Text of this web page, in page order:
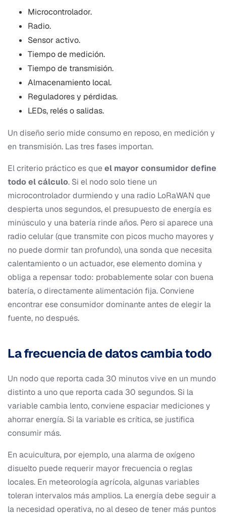
Microcontrolador.
Radio.
Sensor activo.
Tiempo de medición.
Tiempo de transmisión.
Almacenamiento local.
Reguladores y pérdidas.
LEDs, relés o salidas.
Un diseño serio mide consumo en reposo, en medición y
en transmisión. Las tres fases importan.
El criterio práctico es queel mayor consumidor define
todo el cálculo. Si el nodo solo tiene un
microcontrolador durmiendo y una radio LoRaWAN que
despierta unos segundos, el presupuesto de energía es
minúsculo y una batería rinde años. Pero si aparece una
radio celular (que transmite con picos mucho mayores y
no puede dormir tan profundo), una sonda que necesita
calentamiento o un actuador, ese elemento domina y
obliga a repensar todo: probablemente solar con buena
batería, o directamente alimentación fija. Conviene
encontrar ese consumidor dominante antes de elegir la
fuente, no después.
La frecuencia de datos cambia todo
Un nodo que reporta cada 30 minutos vive en un mundo
distinto a uno que reporta cada 30 segundos. Si la
variable cambia lento, conviene espaciar mediciones y
ahorrar energía. Si la variable es crítica, se justifica
consumir más.
En acuicultura, por ejemplo, una alarma de oxígeno
disuelto puede requerir mayor frecuencia o reglas
locales. En meteorología agrícola, algunas variables
toleran intervalos más amplios. La energía debe seguir a
la necesidad operativa, no al deseo de tener más puntos